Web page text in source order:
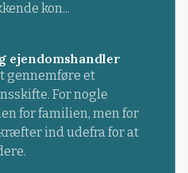
kon...
ejendomshandler
gennemføre et
For nogle
for familien, men for
ind udefra for at